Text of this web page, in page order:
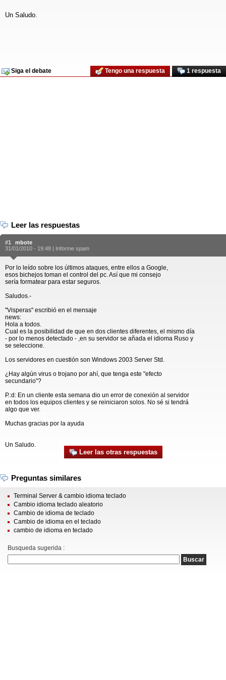
Un Saludo.
Siga el debate 1 respuesta
Tengo una respuesta
Leer las respuestas
#1
mbote
31/01/2010 - 19:48 | Informe spam
Por lo leído sobre los últimos ataques, entre ellos a Google,
esos bichejos toman el control del pc. Así que mi consejo
sería formatear para estar seguros.
Saludos.-
"Visperas" escribió en el mensaje
news:
Hola a todos.
Cual es la posibilidad de que en dos clientes diferentes, el mismo día
- por lo menos detectado - ,en su servidor se añada el idioma Ruso y
se seleccione.
Los servidores en cuestión son Windows 2003 Server Std.
¿Hay algún virus o trojano por ahí, que tenga este "efecto
secundario"?
P.:d: En un cliente esta semana dio un error de conexión al servidor
en todos los equipos clientes y se reiniciaron solos. No sé si tendrá
algo que ver.
Muchas gracias por la ayuda
Un Saludo.
Leer las otras respuestas
Preguntas similares
Terminal Server & cambio idioma teclado
Cambio idioma teclado aleatorio
Cambio de idioma de teclado
Cambio de idioma en el teclado
cambio de idioma en teclado
Busqueda sugerida :